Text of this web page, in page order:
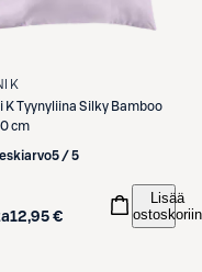
K
KTyynyliina Silky Bamboo
cm
5 / 5
12,95 €
Lisää
ostoskoriin